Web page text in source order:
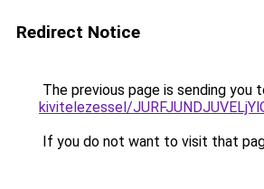
Redirect Notice
The previous page is sending you
kivitelezessel/
If you do not want to visit that